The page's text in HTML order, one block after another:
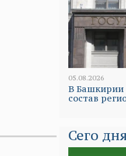
05.08.2026
В Башкирии
состав
Сего